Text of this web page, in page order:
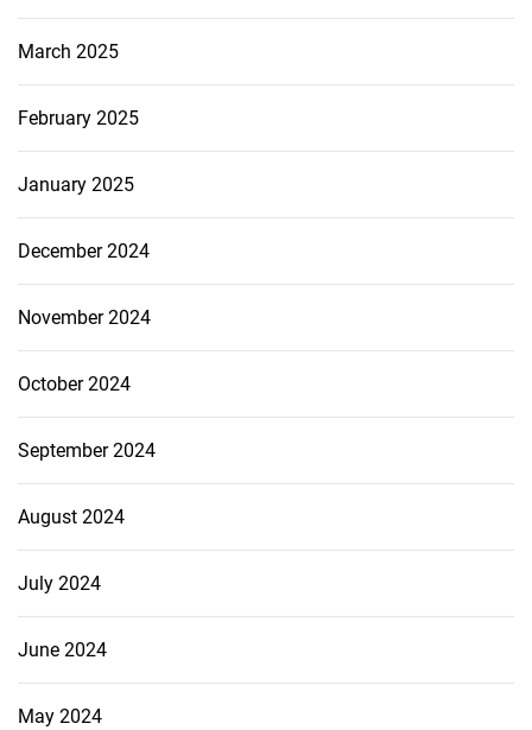
March 2025
February 2025
January 2025
December 2024
November 2024
October 2024
September 2024
August 2024
July 2024
June 2024
May 2024